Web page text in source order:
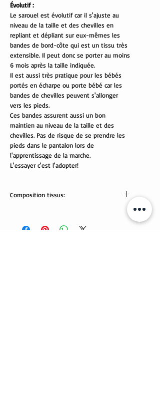
Évolutif :
Le sarouel est évolutif car il s'ajuste au
niveau de la taille et des chevilles en
repliant et dépliant sur eux-mêmes les
bandes de bord-côte qui est un tissu très
extensible. Il peut donc se porter au moins
6 mois après la taille indiquée.
Il est aussi très pratique pour les bébés
portés en écharpe ou porte bébé car les
bandes de chevilles peuvent s'allonger
vers les pieds.
Ces bandes assurent aussi un bon
maintien au niveau de la taille et des
chevilles. Pas de risque de se prendre les
pieds dans le pantalon lors de
l'apprentissage de la marche.
L'essayer c'est l'adopter!
Composition tissus:
Lavable en machine.